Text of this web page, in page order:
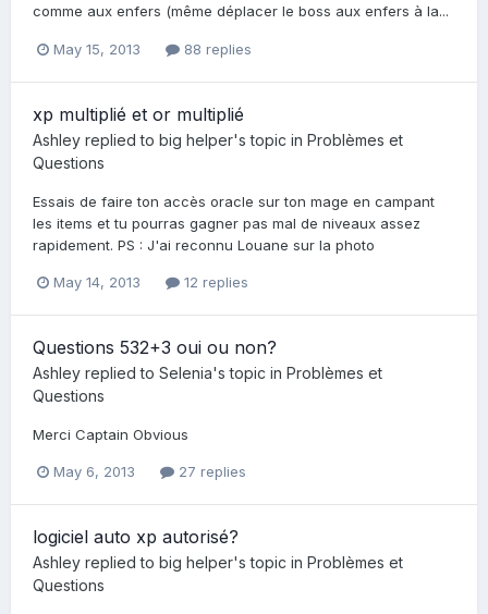
comme aux enfers (même déplacer le boss aux enfers à la...
May 15, 2013 88 replies
xp multiplié et or multiplié
Ashley replied to big helper's topic in Problèmes et
Questions
Essais de faire ton accès oracle sur ton mage en campant
les items et tu pourras gagner pas mal de niveaux assez
rapidement. PS : J'ai reconnu Louane sur la photo
May 14, 2013 12 replies
Questions 532+3 oui ou non?
Ashley replied to Selenia's topic in Problèmes et
Questions
Merci Captain Obvious
May 6, 2013 27 replies
logiciel auto xp autorisé?
Ashley replied to big helper's topic in Problèmes et
Questions